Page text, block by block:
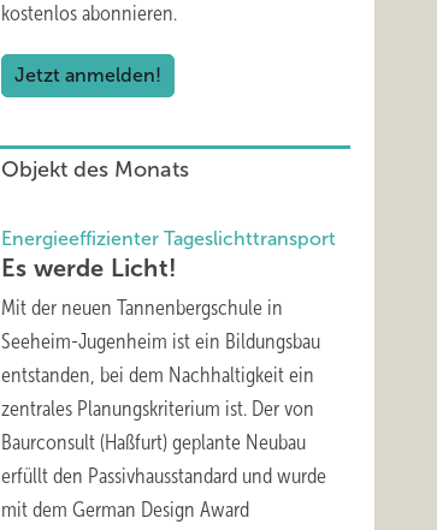
kostenlos abonnieren.
Jetzt anmelden!
Objekt des Monats
Energieeffizienter Tageslichttransport
Es werde Licht!
Mit der neuen Tannenbergschule in
Seeheim-Jugenheim ist ein Bildungsbau
entstanden, bei dem Nachhaltigkeit ein
zentrales Planungskriterium ist. Der von
Baurconsult (Haßfurt) geplante Neubau
erfüllt den Passivhausstandard und wurde
mit dem German Design Award